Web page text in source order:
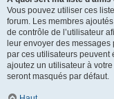
Vous pouvez utiliser ces
forum. Les membres
de contrôle de l’utilisateur
leur envoyer des
par ces utilisateurs peuvent
ajoutez un utilisateur à
seront masqués par défaut.